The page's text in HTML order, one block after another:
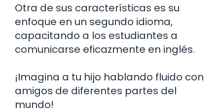
Otra de sus características es su
enfoque en un segundo idioma,
capacitando a los estudiantes a
comunicarse eficazmente en inglés.
¡Imagina a tu hijo hablando fluido con
amigos de diferentes partes del
mundo!